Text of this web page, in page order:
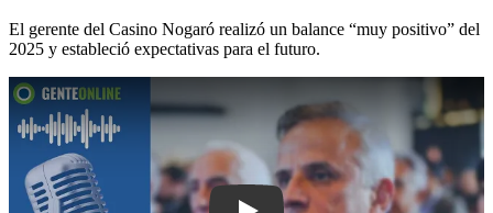
El gerente del Casino Nogaró realizó un balance “muy positivo” del
2025 y estableció expectativas para el futuro.